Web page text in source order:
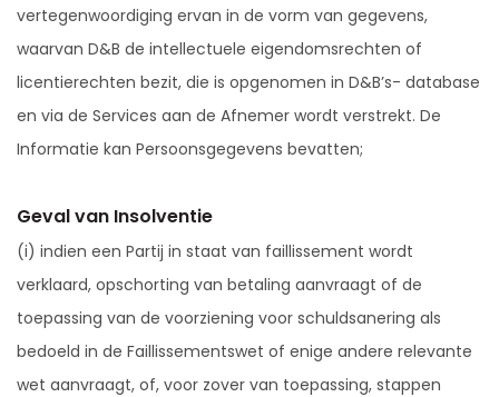
vertegenwoordiging ervan in de vorm van gegevens,
waarvan D&B de intellectuele eigendomsrechten of
licentierechten bezit, die is opgenomen in D&B’s- database
en via de Services aan de Afnemer wordt verstrekt. De
Informatie kan Persoonsgegevens bevatten;
Geval van Insolventie
(i) indien een Partij in staat van faillissement wordt
verklaard, opschorting van betaling aanvraagt of de
toepassing van de voorziening voor schuldsanering als
bedoeld in de Faillissementswet of enige andere relevante
wet aanvraagt, of, voor zover van toepassing, stappen